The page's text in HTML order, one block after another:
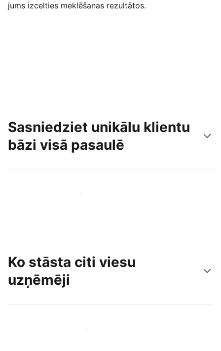
jums izcelties meklēšanas rezultātos.
Sākt jau šodien
Sasniedziet unikālu klientu
bāzi visā pasaulē
Sasniegt jaunus viesus jau šodien
Ko stāsta citi viesu
uzņēmēji
Pievienoties citiem viesu uzņēmējiem